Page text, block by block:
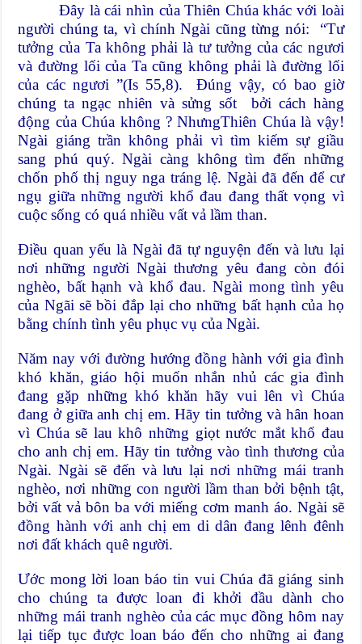
Đây là cái nhìn của Thiên Chúa khác với loài
người chúng ta, vì chính Ngài cũng từng nói: “Tư
tưởng của Ta không phải là tư tưởng của các ngươi
và đường lối của Ta cũng không phải là đường lối
của các ngươi ”(Is 55,8). Đúng vậy, có bao giờ
chúng ta ngạc nhiên và sửng sốt bởi cách hàng
động của Chúa không ? NhưngThiên Chúa là vậy!
Ngài giáng trần không phải vì tìm kiếm sự giầu
sang phú quý. Ngài càng không tìm đến những
chốn phố thị nguy nga tráng lệ. Ngài đã đến để cư
ngụ giữa những người khổ đau đang thất vọng vì
cuộc sống có quá nhiều vất vả lầm than.
Điều quan yếu là Ngài đã tự nguyện đến và lưu lại
nơi những người Ngài thương yêu đang còn đói
nghèo, bất hạnh và khổ đau. Ngài mong tình yêu
của Ngãi sẽ bồi đắp lại cho những bất hạnh của họ
bằng chính tình yêu phục vụ của Ngài.
Năm nay với đường hướng đồng hành với gia đình
khó khăn, giáo hội muốn nhắn nhủ các gia đình
đang gặp những khó khăn hãy vui lên vì Chúa
đang ở giữa anh chị em. Hãy tin tưởng và hân hoan
vì Chúa sẽ lau khô những giọt nước mắt khổ đau
cho anh chị em. Hãy tin tưởng vào tình thương của
Ngài. Ngài sẽ đến và lưu lại nơi những mái tranh
nghèo, nơi những con người lầm than bởi bệnh tật,
bởi vất vả bôn ba với miếng cơm manh áo. Ngài sẽ
đồng hành với anh chị em di dân đang lênh đênh
nơi đất khách quê người.
Ước mong lời loan báo tin vui Chúa đã giáng sinh
cho chúng ta được loan đi khởi đầu dành cho
những mái tranh nghèo của các mục đồng hôm nay
lại tiếp tục được loan báo đến cho những ai đang